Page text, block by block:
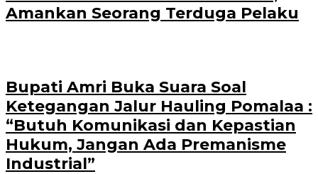
Amankan Seorang Terduga Pelaku
Bupati Amri Buka Suara Soal
Ketegangan Jalur Hauling Pomalaa :
“Butuh Komunikasi dan Kepastian
Hukum, Jangan Ada Premanisme
Industrial”